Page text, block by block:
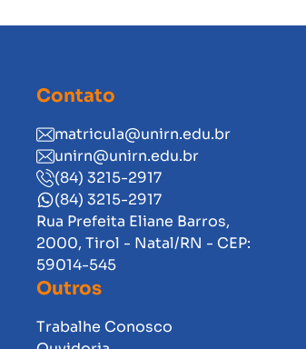
Contato
matricula@unirn.edu.br
unirn@unirn.edu.br
(84) 3215-2917
(84) 3215-2917
Rua Prefeita Eliane Barros,
2000, Tirol - Natal/RN - CEP:
59014-545
Outros
Trabalhe Conosco